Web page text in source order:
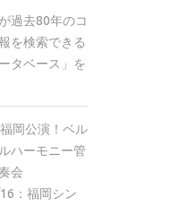
過去80年のコ
を検索できる
タベース」を
岡公演！ベル
ハーモニー管
会
：福岡シン